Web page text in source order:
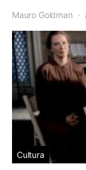
Mauro Goldman
Cultura